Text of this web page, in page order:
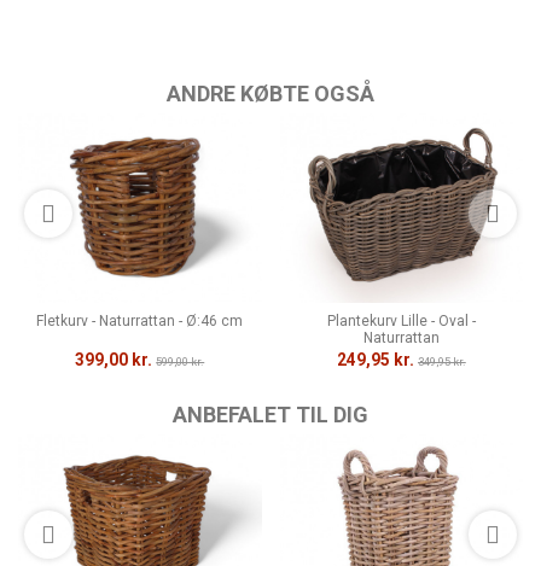
ANDRE KØBTE OGSÅ
Fletkurv - Naturrattan - Ø:46 cm
399,00 kr. 599,00 kr.
Plantekurv Lille - Oval -
Naturrattan
249,95 kr. 349,95 kr.
ANBEFALET TIL DIG